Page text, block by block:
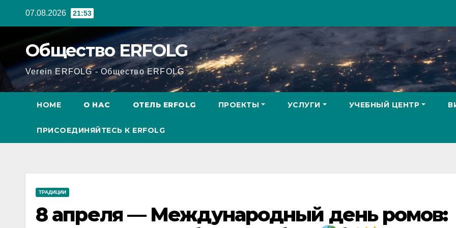
07.08.2026 21:53
Общество ERFOLG
Verein ERFOLG - Общество ERFOLG
HOME О НАС ОТЕЛЬ ERFOLG ПРОЕКТЫ УСЛУГИ УЧЕБНЫЙ ЦЕНТР
ПРИСОЕДИНЯЙТЕСЬ К ERFOLG
ТРАДИЦИИ
8 апреля — Международный день ромов: